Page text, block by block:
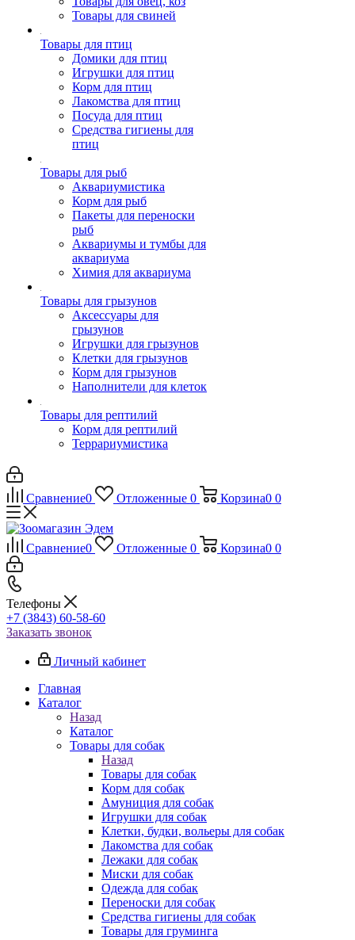
Товары для свиней
Товары для птиц
Домики для птиц
Игрушки для птиц
Корм для птиц
Лакомства для птиц
Посуда для птиц
Средства гигиены для
птиц
Товары для рыб
Аквариумистика
Корм для рыб
Пакеты для переноски
рыб
Аквариумы и тумбы для
аквариума
Химия для аквариума
Товары для грызунов
Аксессуары для
грызунов
Игрушки для грызунов
Клетки для грызунов
Корм для грызунов
Наполнители для клеток
Товары для рептилий
Корм для рептилий
Террариумистика
Сравнение0 Отложенные 0 Корзина0 0
Сравнение0 Отложенные 0 Корзина0 0
Телефоны
+7 (3843) 60-58-60
Заказать звонок
Личный кабинет
Главная
Каталог
Назад
Каталог
Товары для собак
Назад
Товары для собак
Корм для собак
Амуниция для собак
Игрушки для собак
Клетки, будки, вольеры для собак
Лакомства для собак
Лежаки для собак
Миски для собак
Одежда для собак
Переноски для собак
Средства гигиены для собак
Товары для груминга